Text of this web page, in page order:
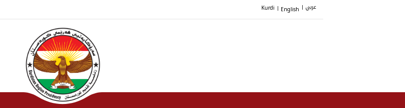
عربي |
English
|
Kurdi